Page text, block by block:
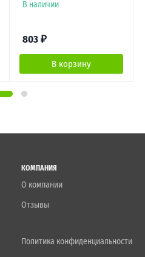
В наличии
803 ₽
В корзину
КОМПАНИЯ
О компании
Отзывы
Политика конфиденциальности